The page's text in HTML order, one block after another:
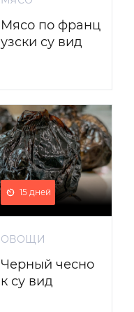
Мясо по франц
узски су вид
15 дней
ОВОЩИ
Черный чесно
к су вид